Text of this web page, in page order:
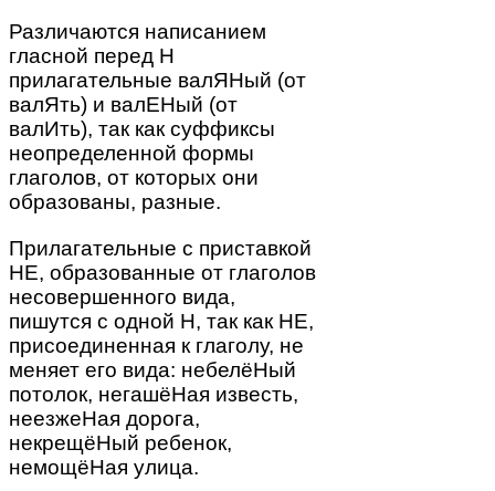
Различаются написанием
гласной перед Н
прилагательные валЯНый (от
валЯть) и валЕНый (от
валИть), так как суффиксы
неопределенной формы
глаголов, от которых они
образованы, разные.
Прилагательные с приставкой
НЕ, образованные от глаголов
несовершенного вида,
пишутся с одной Н, так как НЕ,
присоединенная к глаголу, не
меняет его вида: небелёНый
потолок, негашёНая известь,
неезжеНая дорога,
некрещёНый ребенок,
немощёНая улица.